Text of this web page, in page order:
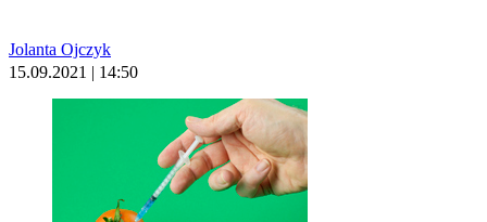
Jolanta Ojczyk
15.09.2021 | 14:50